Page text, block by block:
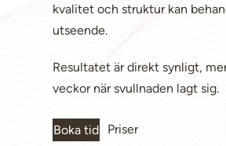
kvalitet och struktur kan
utseende.
Resultatet är direkt synligt,
veckor när svullnaden lagt sig.
Boka tid Priser